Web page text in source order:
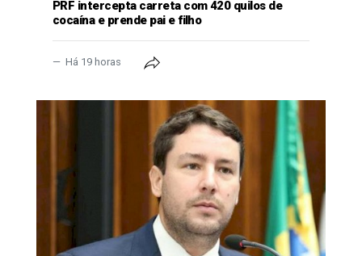
PRF intercepta carreta com 420 quilos de
cocaína e prende pai e filho
Há 19 horas